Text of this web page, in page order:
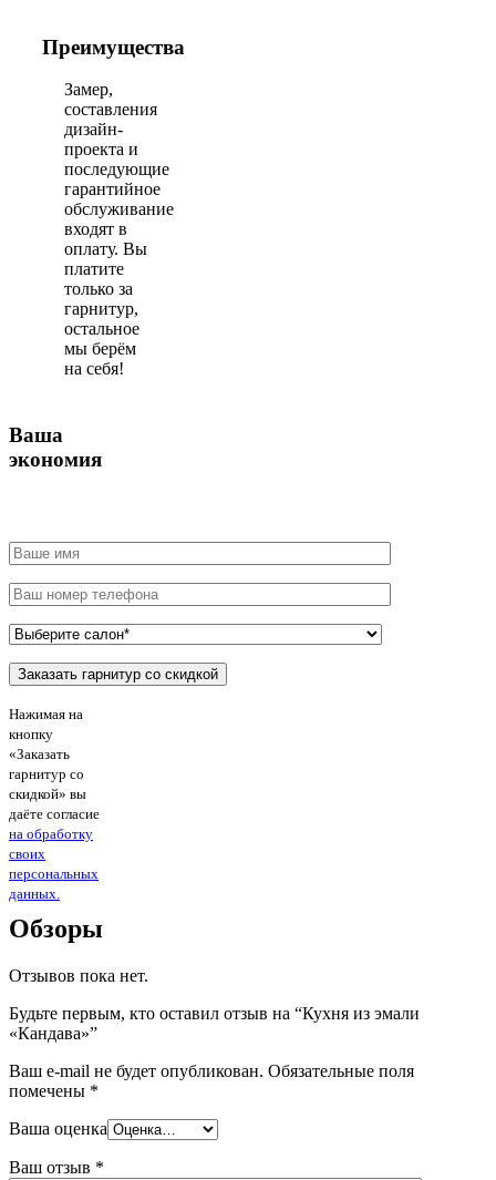
Преимущества
Замер,
составления
дизайн-
проекта и
последующие
гарантийное
обслуживание
входят в
оплату. Вы
платите
только за
гарнитур,
остальное
мы берём
на себя!
Ваша
экономия
Нажимая на
кнопку
«Заказать
гарнитур со
скидкой» вы
даёте согласие
на обработку
своих
персональных
данных.
Обзоры
Отзывов пока нет.
Будьте первым, кто оставил отзыв на “Кухня из эмали
«Кандава»”
Ваш e-mail не будет опубликован. Обязательные поля
помечены *
Ваша оценка
Ваш отзыв *